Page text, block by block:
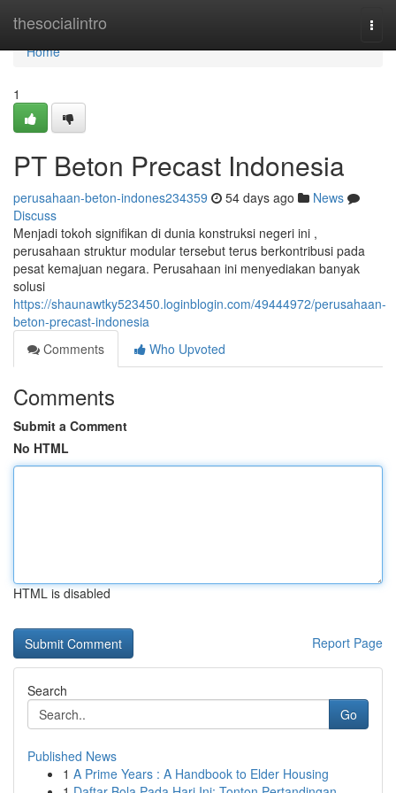
thesocialintro
Home
Home
1
PT Beton Precast Indonesia
perusahaan-beton-indones234359 54 days ago
News
Discuss
Menjadi tokoh signifikan di dunia konstruksi negeri ini ,
perusahaan struktur modular tersebut terus berkontribusi pada
pesat kemajuan negara. Perusahaan ini menyediakan banyak
solusi
https://shaunawtky523450.loginblogin.com/49444972/perusahaan-
beton-precast-indonesia
Comments
Who Upvoted
Comments
Submit a Comment
No HTML
HTML is disabled
Report Page
Search
Go
Published News
1 A Prime Years : A Handbook to Elder Housing